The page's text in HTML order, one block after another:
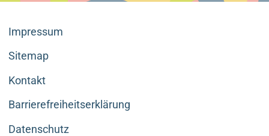
Impressum
Sitemap
Kontakt
Barrierefreiheitserklärung
Datenschutz